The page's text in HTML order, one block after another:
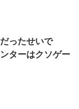
ったせいで
ターはクソゲー